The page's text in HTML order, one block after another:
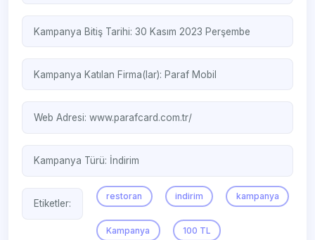
Kampanya Bitiş Tarihi: 30 Kasım 2023 Perşembe
Kampanya Katılan Firma(lar): Paraf Mobil
Web Adresi:www.parafcard.com.tr/
Kampanya Türü: İndirim
Etiketler:
restoran indirim kampanya
Kampanya 100 TL